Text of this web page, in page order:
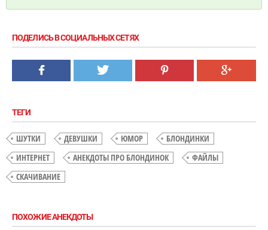
ПОДЕЛИСЬ В СОЦИАЛЬНЫХ СЕТЯХ
ТЕГИ
ШУТКИ ДЕВУШКИ ЮМОР
БЛОНДИНКИ
ИНТЕРНЕТ
АНЕКДОТЫ ПРО БЛОНДИНОК
ФАЙЛЫ
СКАЧИВАНИЕ
ПОХОЖИЕ АНЕКДОТЫ